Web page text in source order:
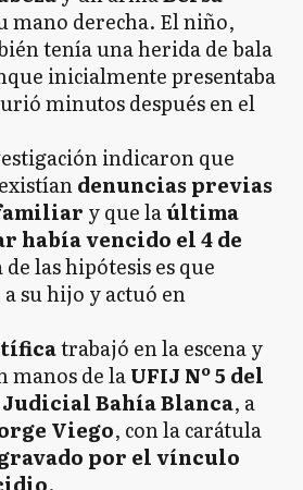
mano derecha. El niño,
tenía una herida de bala
inicialmente presentaba
minutos después en el
indicaron que
denuncias previas
y que laúltima
había vencido el 4 de
de las hipótesis es que
su hijo y actuó en
trabajó en la escena y
manos de laUFIJ Nº 5 del
Bahía Blanca, a
Viego, con la carátula
por el vínculo
.